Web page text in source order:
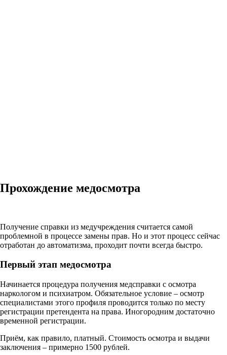
Прохождение медосмотра
Получение справки из медучреждения считается самой
проблемной в процессе замены прав. Но и этот процесс сейчас
отработан до автоматизма, проходит почти всегда быстро.
Первый этап медосмотра
Начинается процедура получения медсправки с осмотра
наркологом и психиатром. Обязательное условие – осмотр
специалистами этого профиля проводится только по месту
регистрации претендента на права. Иногородним достаточно
временной регистрации.
Приём, как правило, платный. Стоимость осмотра и выдачи
заключения – примерно 1500 рублей.